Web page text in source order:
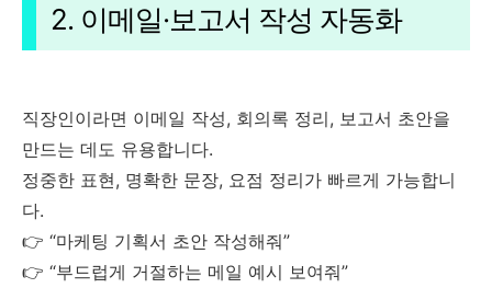
2. 이메일·보고서 작성 자동화
직장인이라면 이메일 작성, 회의록 정리, 보고서 초안을
만드는 데도 유용합니다.
정중한 표현, 명확한 문장, 요점 정리가 빠르게 가능합니
다.
👉 “마케팅 기획서 초안 작성해줘”
👉 “부드럽게 거절하는 메일 예시 보여줘”